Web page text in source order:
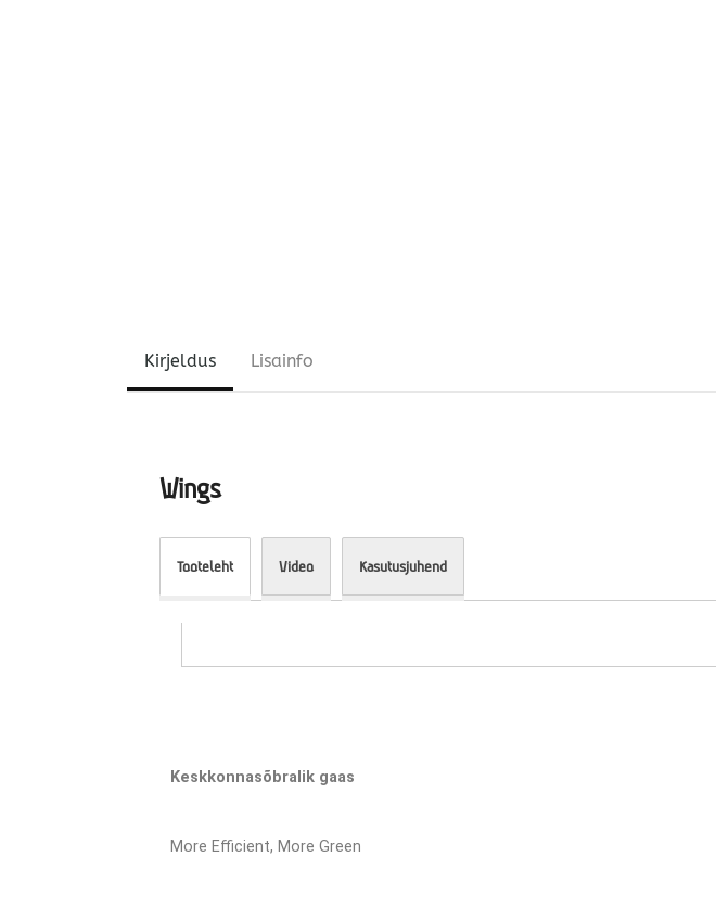
Kirjeldus Lisainfo
Wings
Tooteleht Video Kasutusjuhend
Keskkonnasõbralik gaas
More Efficient, More Green